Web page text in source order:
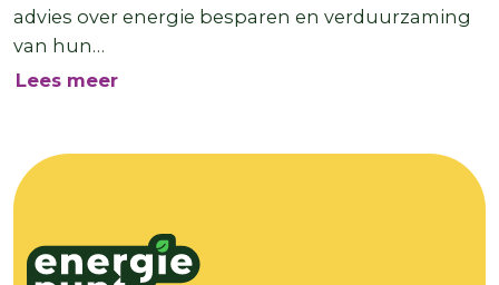
advies over energie besparen en verduurzaming
van hun…
Lees meerover Welkom bij het Energiepunt!